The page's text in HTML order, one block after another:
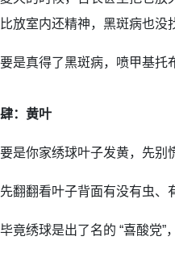
比放室内还精神，黑斑病也没
要是真得了黑斑病，喷甲基托
肆：黄叶
要是你家绣球叶子发黄，先别
先翻翻看叶子背面有没有虫
毕竟绣球是出了名的 “喜酸党